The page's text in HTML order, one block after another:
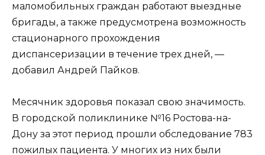
маломобильных граждан работают выездные
бригады, а также предусмотрена возможность
стационарного прохождения
диспансеризации в течение трех дней, —
добавил Андрей Пайков.
Месячник здоровья показал свою значимость.
В городской поликлинике №16 Ростова-на-
Дону за этот период прошли обследование 783
пожилых пациента. У многих из них были